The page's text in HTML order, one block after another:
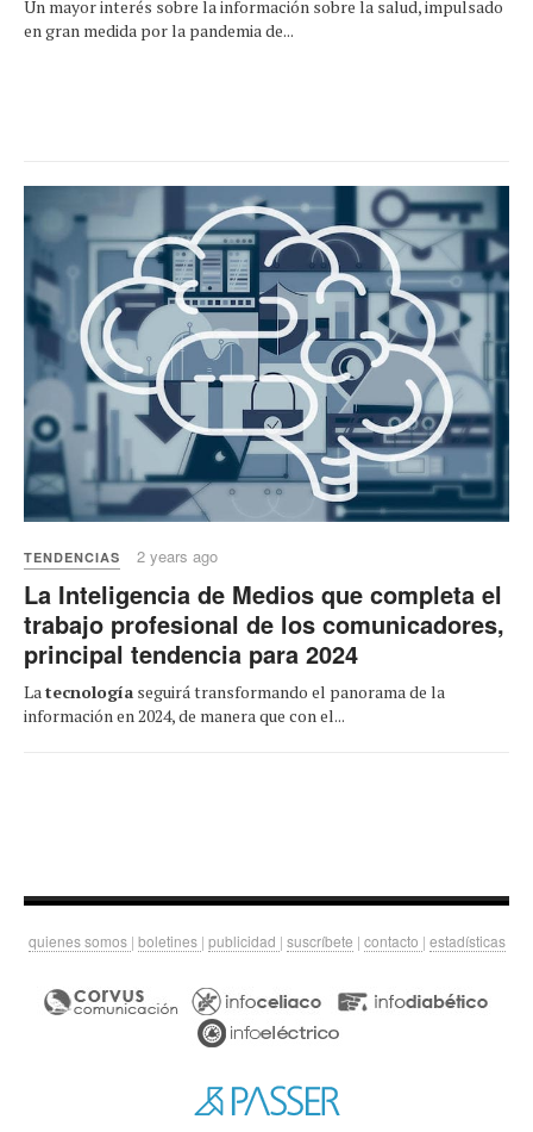
Un mayor interés sobre la información sobre la salud, impulsado
en gran medida por la pandemia de...
TENDENCIAS 2 years ago
La Inteligencia de Medios que completa el
trabajo profesional de los comunicadores,
principal tendencia para 2024
Latecnología seguirá transformando el panorama de la
información en 2024, de manera que con el...
quienes somos | boletines | publicidad | suscríbete | contacto | estadísticas